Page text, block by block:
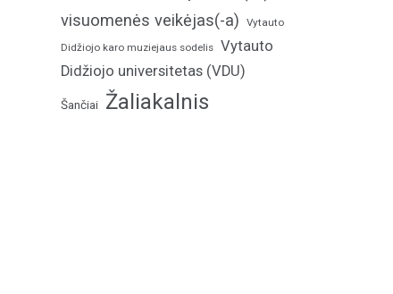
visuomenės veikėjas(-a)
Vytauto
Didžiojo karo muziejaus sodelis Vytauto
Didžiojo universitetas (VDU)
Šančiai Žaliakalnis